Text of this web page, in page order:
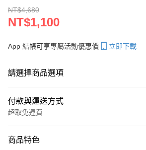
NT$4,680
NT$1,100
App 結帳可享專屬活動優惠價 立即下載
請選擇商品選項
付款與運送方式
超取免運費
信用卡一次付款
商品特色